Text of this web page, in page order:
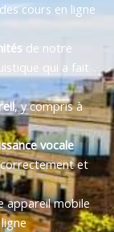
cours en ligne
de notre
qui a fait
, y compris à
vocale
et
appareil mobile